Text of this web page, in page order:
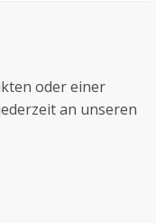
oder einer
an unseren